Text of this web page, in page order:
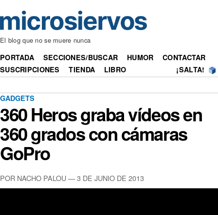
El blog que no se muere nunca
PORTADA SECCIONES/BUSCAR HUMOR
CONTACTAR
SUSCRIPCIONES
TIENDA LIBRO ¡SALTA!
GADGETS
360 Heros graba vídeos en
360 grados con cámaras
GoPro
POR NACHO PALOU — 3 DE JUNIO DE 2013